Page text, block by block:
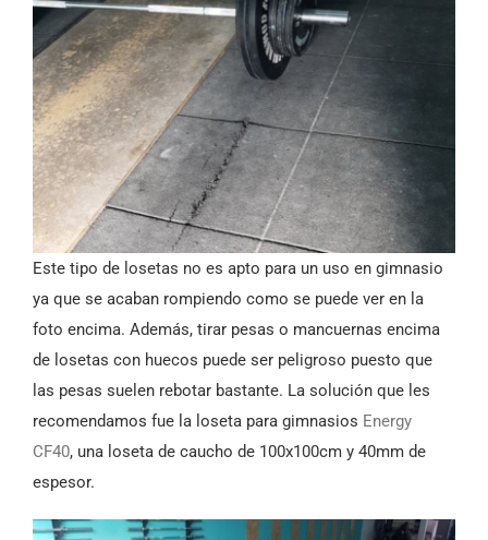
Este tipo de losetas no es apto para un uso en gimnasio
ya que se acaban rompiendo como se puede ver en la
foto encima. Además, tirar pesas o mancuernas encima
de losetas con huecos puede ser peligroso puesto que
las pesas suelen rebotar bastante. La solución que les
recomendamos fue la loseta para gimnasios Energy
CF40, una loseta de caucho de 100x100cm y 40mm de
espesor.